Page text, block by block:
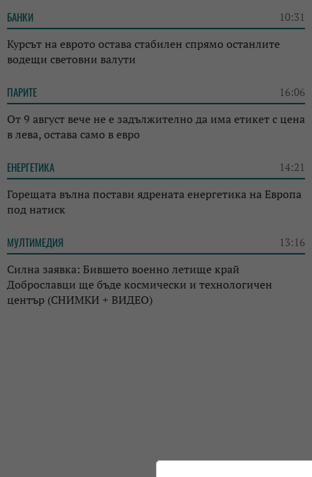
БАНКИ 10:31
Курсът на еврото остава стабилен спрямо останлите
водещи световни валути
ПАРИТЕ 16:06
От 9 август вече не е задължително да има етикет с цена
в лева, остава само в евро
ЕНЕРГЕТИКА 14:21
Горещата вълна постави ядрената енергетика на Европа
под натиск
МУЛТИМЕДИЯ 13:16
Силна заявка: Бившето военно летище край
Доброславци ще бъде космически и технологичен
център (СНИМКИ + ВИДЕО)